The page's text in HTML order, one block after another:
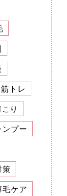
筋トレ
り
プー
策
毛ケア